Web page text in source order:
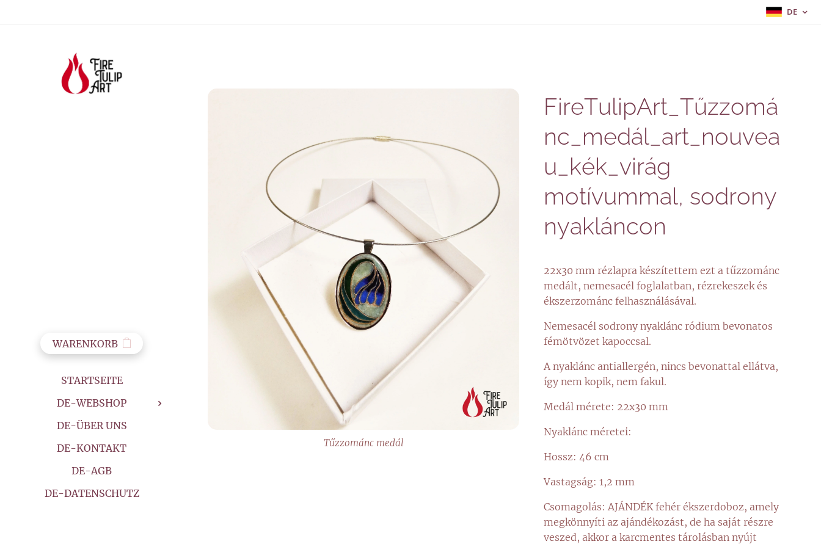
DE
WARENKORB
STARTSEITE
DE-WEBSHOP
DE-ÜBER UNS
DE-KONTAKT
DE-AGB
DE-DATENSCHUTZ
FireTulipArt_Tűzzomá
nc_medál_art_nouvea
u_kék_virág
motívummal, sodrony
nyakláncon
Tűzzománc medál
22x30 mm rézlapra készítettem ezt a tűzzománc
medált, nemesacél foglalatban, rézrekeszek és
ékszerzománc felhasználásával.
Nemesacél sodrony nyaklánc ródium bevonatos
fémötvözet kapoccsal.
A nyaklánc antiallergén, nincs bevonattal ellátva,
így nem kopik, nem fakul.
Medál mérete: 22x30 mm
Nyaklánc méretei:
Hossz: 46 cm
Vastagság: 1,2 mm
Csomagolás: AJÁNDÉK fehér ékszerdoboz, amely
megkönnyíti az ajándékozást, de ha saját részre
veszed, akkor a karcmentes tárolásban nyújt